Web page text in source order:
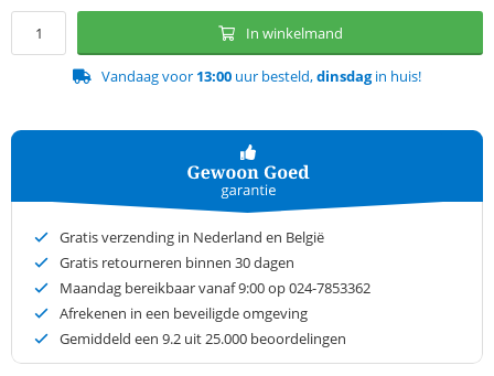
In winkelmand
Vandaag voor 13:00 uur besteld,dinsdagin huis!
Gratis verzending in Nederland en België
Gratis retourneren binnen 30 dagen
Maandag bereikbaar vanaf 9:00 op 024-7853362
Afrekenen in een beveiligde omgeving
Gemiddeld een 9.2 uit 25.000 beoordelingen